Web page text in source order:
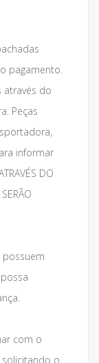
pagamento.
através do
Peças
informar
DO
possuem
com o
o